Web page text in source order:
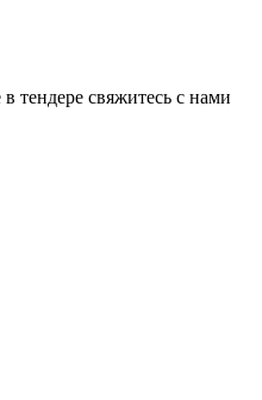
тендере свяжитесь с нами